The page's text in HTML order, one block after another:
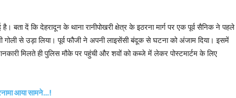
बता दें कि देहरादून के थाना रानीपोखरी क्षेत्र के इठरना मार्ग पर एक पूर्व सैनिक ने पहले
गोली से उड़ा लिया। पूर्व फौजी ने अपनी लाइसेंसी बंदूक से घटना को अंजाम दिया। इसमें
मिलते ही पुलिस मौके पर पहुंची और शवों को कब्जे में लेकर पोस्टमार्टम के लिए
आया सामने…!